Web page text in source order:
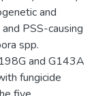
and
PSS-causing
spp.
and G143A
fungicide